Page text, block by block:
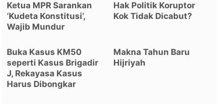
Ketua MPR Sarankan
‘Kudeta Konstitusi’,
Wajib Mundur
Hak Politik Koruptor
Kok Tidak Dicabut?
Buka Kasus KM50
seperti Kasus Brigadir
J, Rekayasa Kasus
Harus Dibongkar
Makna Tahun Baru
Hijriyah